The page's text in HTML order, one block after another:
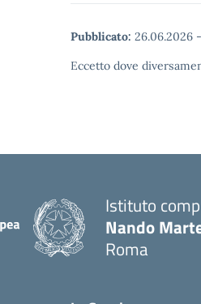
Pubblicato: 26.06.2026 -
Eccetto dove
Istituto
Nando
Roma